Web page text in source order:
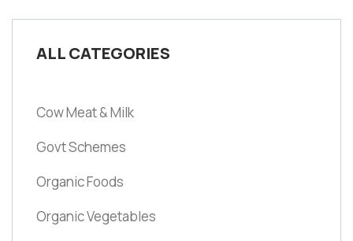
ALL CATEGORIES
Cow Meat & Milk
Govt Schemes
Organic Foods
Organic Vegetables